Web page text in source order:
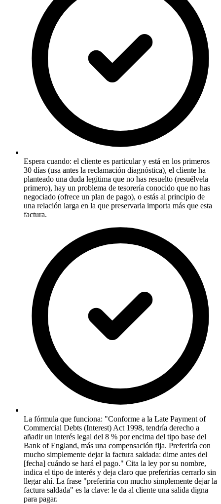
Espera cuando: el cliente es particular y está en los primeros
30 días (usa antes la reclamación diagnóstica), el cliente ha
planteado una duda legítima que no has resuelto (resuélvela
primero), hay un problema de tesorería conocido que no has
negociado (ofrece un plan de pago), o estás al principio de
una relación larga en la que preservarla importa más que esta
factura.
La fórmula que funciona: "Conforme a la Late Payment of
Commercial Debts (Interest) Act 1998, tendría derecho a
añadir un interés legal del 8 % por encima del tipo base del
Bank of England, más una compensación fija. Preferiría con
mucho simplemente dejar la factura saldada: dime antes del
[fecha] cuándo se hará el pago." Cita la ley por su nombre,
indica el tipo de interés y deja claro que preferirías cerrarlo sin
llegar ahí. La frase "preferiría con mucho simplemente dejar la
factura saldada" es la clave: le da al cliente una salida digna
para pagar.